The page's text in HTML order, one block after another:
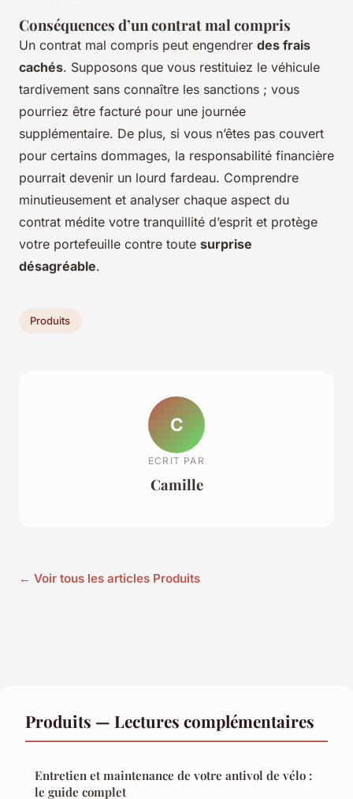
Conséquences d’un contrat mal compris
Un contrat mal compris peut engendrer des frais
cachés. Supposons que vous restituiez le véhicule
tardivement sans connaître les sanctions ; vous
pourriez être facturé pour une journée
supplémentaire. De plus, si vous n’êtes pas couvert
pour certains dommages, la responsabilité financière
pourrait devenir un lourd fardeau. Comprendre
minutieusement et analyser chaque aspect du
contrat médite votre tranquillité d’esprit et protège
votre portefeuille contre toute surprise
désagréable.
Produits
C
ECRIT PAR
Camille
← Voir tous les articles Produits
Produits — Lectures complémentaires
Entretien et maintenance de votre antivol de vélo :
le guide complet